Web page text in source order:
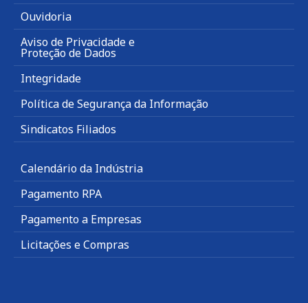
Ouvidoria
Aviso de Privacidade e
Proteção de Dados
Integridade
Política de Segurança da Informação
Sindicatos Filiados
Calendário da Indústria
Pagamento RPA
Pagamento a Empresas
Licitações e Compras